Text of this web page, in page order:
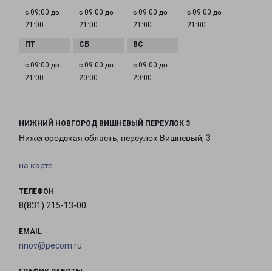
с 09:00 до
21:00
с 09:00 до
21:00
с 09:00 до
21:00
с 09:00 до
21:00
с 09:00 до
21:00
с 09:00 до
20:00
с 09:00 до
20:00
НИЖНИЙ НОВГОРОД ВИШНЕВЫЙ ПЕРЕУЛОК 3
Нижегородская область, переулок Вишневый, 3
на карте
ТЕЛЕФОН
8(831) 215-13-00
EMAIL
nnov@pecom.ru